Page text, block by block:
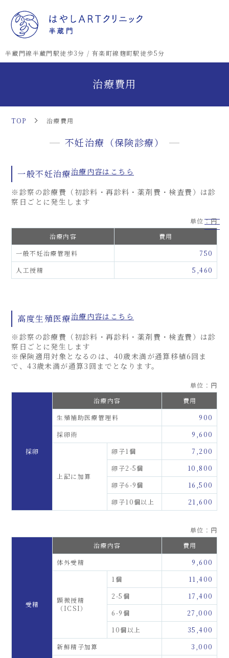
半蔵門線半蔵門駅徒歩3分 / 有楽町線麴町駅徒歩5分
治療費用
TOP 治療費用
不妊治療（保険診療）
一般不妊治療治療内容はこちら
※診察の診療費（初診料・再診料・薬剤費・検査費）は診
察日ごとに発生します
単位：円
治療内容
費用
一般不妊治療管理料
750
人工授精
5,460
高度生殖医療治療内容はこちら
※診察の診療費（初診料・再診料・薬剤費・検査費）は診
察日ごとに発生します
※保険適用対象となるのは、40歳未満が通算移植6回ま
で、43歳未満が通算3回までとなります。
単位：円
採卵
治療内容
費用
生殖補助医療管理料
900
採卵術
9,600
上記に加算
卵子1個
7,200
卵子2-5個
10,800
卵子6-9個
16,500
卵子10個以上
21,600
単位：円
受精
治療内容
費用
体外受精
9,600
顕微授精
（ICSI）
1個
11,400
2-5個
17,400
6-9個
27,000
10個以上
35,400
新鮮精子加算
3,000